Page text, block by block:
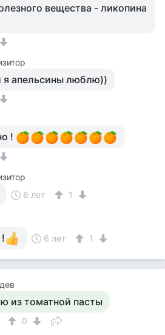
вещества - ликопина
я апельсины люблю))
!
6 лет 1
6 лет 1
из томатной пасты
0